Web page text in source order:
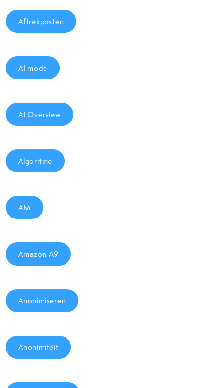
Aftrekposten
AI mode
AI Overview
Algoritme
AM
Amazon A9
Anonimiseren
Anonimiteit